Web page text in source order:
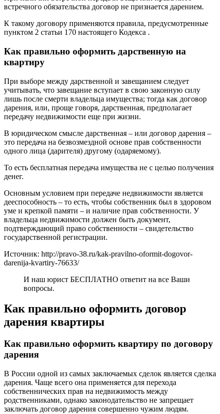
встречного обязательства договор не признается дарением.
К такому договору применяются правила, предусмотренные
пунктом 2 статьи 170 настоящего Кодекса .
Как правильно оформить дарственную на
квартиру
При выборе между дарственной и завещанием следует
учитывать, что завещание вступает в свою законную силу
лишь после смерти владельца имущества; тогда как договор
дарения, или, проще говоря, дарственная, предполагает
передачу недвижимости еще при жизни.
В юридическом смысле дарственная – или договор дарения –
это передача на безвозмездной основе прав собственности
одного лица (дарителя) другому (одаряемому).
То есть бесплатная передача имущества не с целью получения
денег.
Основным условием при передаче недвижимости является
дееспособность – то есть, чтобы собственник был в здоровом
уме и крепкой памяти – и наличие прав собственности. У
владельца недвижимости должен быть документ,
подтверждающий право собственности – свидетельство
государственной регистрации.
Источник: http://pravo-38.ru/kak-pravilno-oformit-dogovor-
darenija-kvartiry-76633/
И наш юрист БЕСПЛАТНО ответит на все Ваши
вопросы.
Как правильно оформить договор
дарения квартиры
Как правильно оформить квартиру по договору
дарения
В России одной из самых заключаемых сделок является сделка
дарения. Чаще всего она применяется для перехода
собственнических прав на недвижимость между
родственниками, однако законодательство не запрещает
заключать договор дарения совершенно чужим людям.